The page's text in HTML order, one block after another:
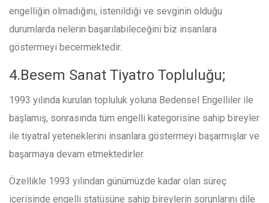
engelliğin olmadığını, istenildiği ve sevginin olduğu
durumlarda nelerin başarılabileceğini biz insanlara
göstermeyi becermektedir.
4.Besem Sanat Tiyatro Topluluğu;
1993 yılında kurulan topluluk yoluna Bedensel Engelliler ile
başlamış, sonrasında tüm engelli kategorisine sahip bireyler
ile tiyatral yeteneklerini insanlara göstermeyi başarmışlar ve
başarmaya devam etmektedirler.
Özellikle 1993 yılından günümüzde kadar olan süreç
içerisinde engelli statüsüne sahip bireylerin sorunlarını dile